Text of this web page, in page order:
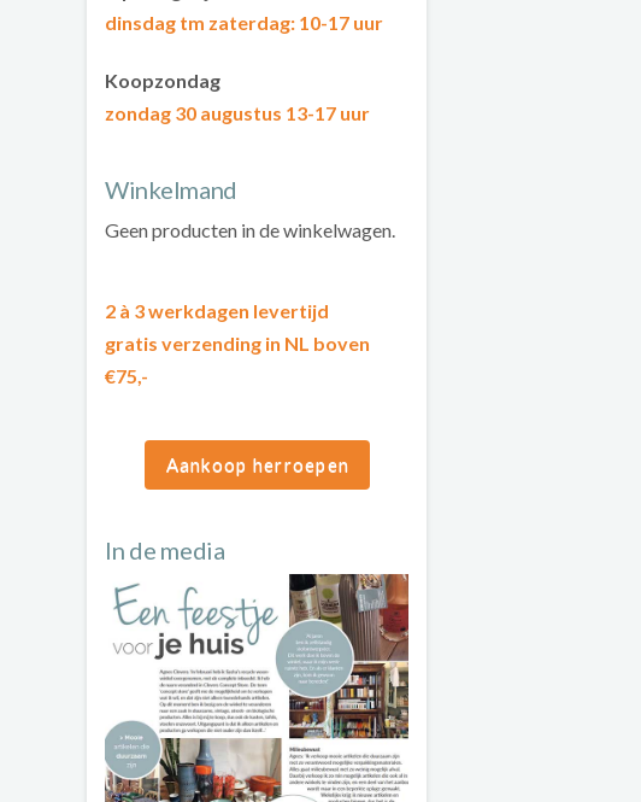
dinsdag tm zaterdag: 10-17 uur
Koopzondag
zondag 30 augustus 13-17 uur
Winkelmand
Geen producten in de winkelwagen.
2 à 3 werkdagen levertijd
gratis verzending in NL boven
€75,-
Aankoop herroepen
In de media